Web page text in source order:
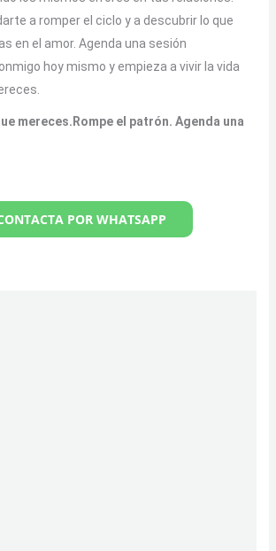
a romper el ciclo y a descubrir lo que
en el amor. Agenda una sesión
hoy mismo y empieza a vivir la vida
mereces.Rompe el patrón. Agenda una
POR WHATSAPP